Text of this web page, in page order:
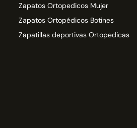
Zapatos Ortopedicos Mujer
Zapatos Ortopédicos Botines
Zapatillas deportivas Ortopedicas